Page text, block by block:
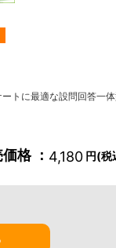
トに最適な設問回答一
格 ： 4,180 円(税